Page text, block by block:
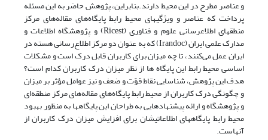
و عناصر مطرح در این محیط دارند.بنابراین، پژوهش حاضر به این مسئله
پرداخت که عناصر و ویژگیهای محیط رابط پایگاه‌های مقاله‌های مرکز
منطقه‎ای اطلاع‎رسانی علوم و فناوری (Ricest) و پژوهشگاه اطلاعات و
مدارک علمی ایران (Irandoc) که به عنوان دو مرکز اطلاع‌رسانی هسته در
ایران عمل می‌کنند، تا چه میزان برای کاربران قابل درک است و مشکلات
اساسی محیط رابط این پایگاه ها از نظر میزان درک کاربران کدام است؟
هدف این پژوهش، شناسایی نقاط قوّت و ضعف و نیز عوامل مؤثر بر میزان
و چگونگی درک کاربران از محیط رابط پایگاه‌های مقاله‌های مرکز منطقه‌ای
و پژوهشگاه و ارائه پیشنهادهایی به طراحان این پایگاه‎ها به منظور بهبود
محیط رابط پایگاه‏های اطلاعاتی‎شان برای افزایش میزان درک کاربران از
آنهاست.